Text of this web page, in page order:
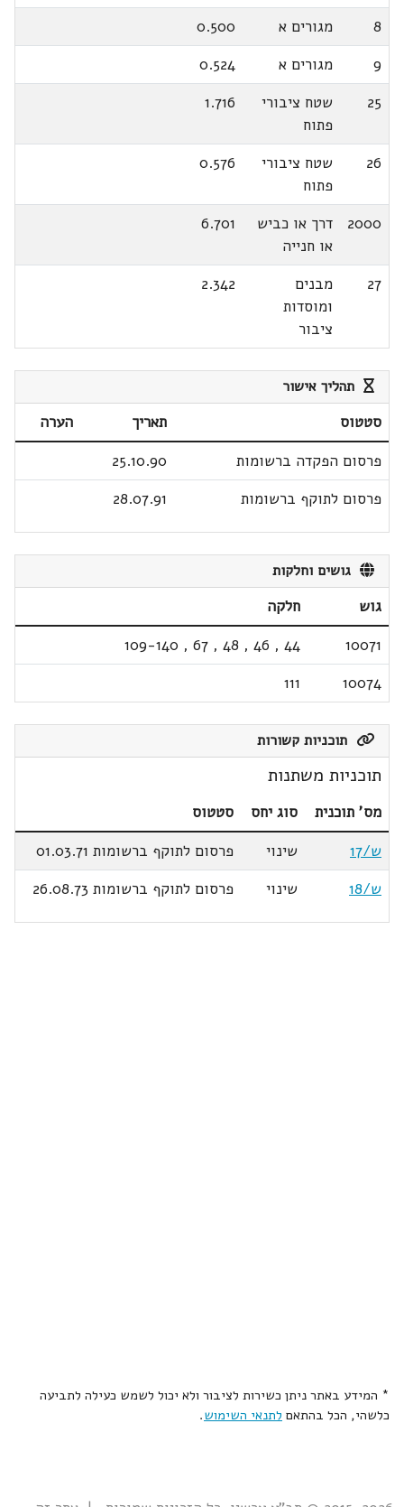
8
מגורים א
0.500
9
מגורים א
0.524
25
שטח ציבורי
פתוח
1.716
26
שטח ציבורי
פתוח
0.576
2000
דרך או כביש
או חנייה
6.701
27
מבנים
ומוסדות
ציבור
2.342
תהליך אישור
סטטוס תאריך
הערה
פרסום הפקדה ברשומות
25.10.90
פרסום לתוקף ברשומות
28.07.91
גושים וחלקות
גוש
חלקה
10071
44
,
46
,
48
,
67
,
109-140
10074
111
תוכניות קשורות
תוכניות משתנות
מס' תוכנית סוג יחס
סטטוס
ש/17
שינוי
פרסום לתוקף ברשומות 01.03.71
ש/18
שינוי פרסום לתוקף ברשומות 26.08.73
* המידע באתר ניתן כשירות לציבור ולא יכול לשמש כעילה לתביעה
כלשהי, הכל בהתאם לתנאי השימוש.